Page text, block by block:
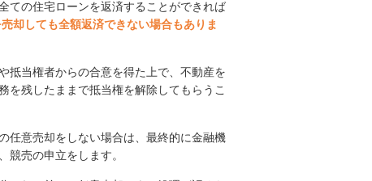
ての住宅ローンを返済することができれば
却しても全額返済できない場合もありま
抵当権者からの合意を得た上で、不動産を
を残したままで抵当権を解除してもらうこ
任意売却をしない場合は、最終的に金融機
競売の申立をします。